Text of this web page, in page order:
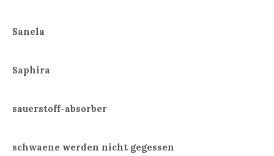
Sanela
Saphira
sauerstoff-absorber
schwaene werden nicht gegessen